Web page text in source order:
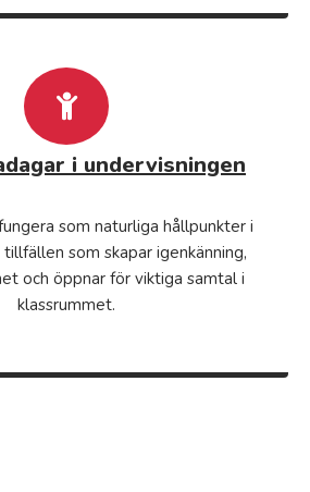
i undervisningen
som naturliga hållpunkter i
som skapar igenkänning,
och öppnar för viktiga samtal i
klassrummet.